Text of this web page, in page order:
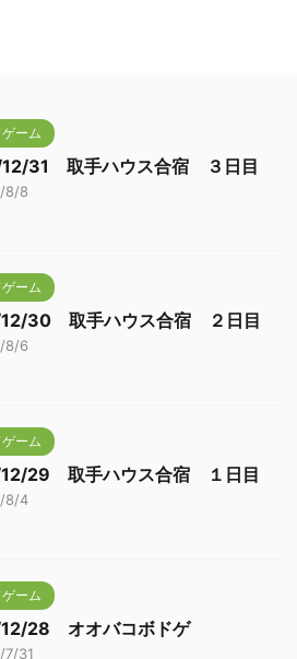
ーム
31 取手ハウス合宿 ３日目
8/8
ーム
30 取手ハウス合宿 ２日目
8/6
ーム
29 取手ハウス合宿 １日目
8/4
ーム
28 オオバコボドゲ
7/31